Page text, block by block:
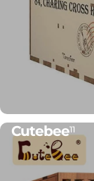
Cutebee11